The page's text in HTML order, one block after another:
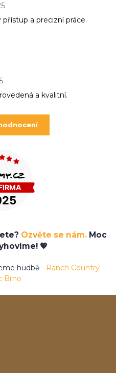
a precizní práce.
a kvalitní.
Ozvěte se nám. Moc
💖
hudbě - Ranch Country
Brno